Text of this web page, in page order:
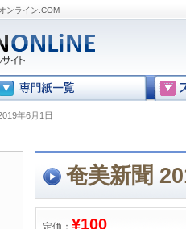
ンライン.COM
年6月1日
奄美新聞
定価： ¥100